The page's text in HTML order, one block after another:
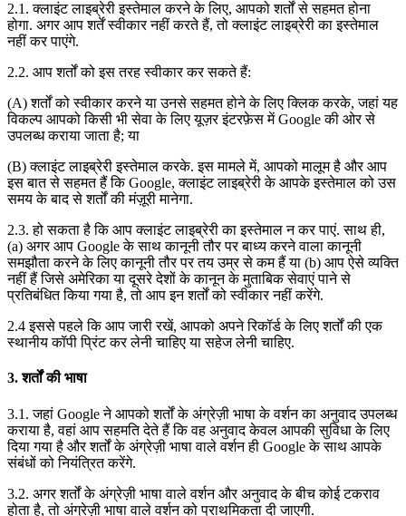
2.1. क्लाइंट लाइब्रेरी इस्तेमाल करने के लिए, आपको शर्तों से सहमत होना
होगा. अगर आप शर्तें स्वीकार नहीं करते हैं, तो क्लाइंट लाइब्रेरी का इस्तेमाल
नहीं कर पाएंगे.
2.2. आप शर्तों को इस तरह स्वीकार कर सकते हैं:
(A) शर्तों को स्वीकार करने या उनसे सहमत होने के लिए क्लिक करके, जहां यह
विकल्प आपको किसी भी सेवा के लिए यूज़र इंटरफ़ेस में Google की ओर से
उपलब्ध कराया जाता है; या
(B) क्लाइंट लाइब्रेरी इस्तेमाल करके. इस मामले में, आपको मालूम है और आप
इस बात से सहमत हैं कि Google, क्लाइंट लाइब्रेरी के आपके इस्तेमाल को उस
समय के बाद से शर्तों की मंज़ूरी मानेगा.
2.3. हो सकता है कि आप क्लाइंट लाइब्रेरी का इस्तेमाल न कर पाएं. साथ ही,
(a) अगर आप Google के साथ कानूनी तौर पर बाध्य करने वाला कानूनी
समझौता करने के लिए कानूनी तौर पर तय उम्र से कम हैं या (b) आप ऐसे व्यक्ति
नहीं हैं जिसे अमेरिका या दूसरे देशों के कानून के मुताबिक सेवाएं पाने से
प्रतिबंधित किया गया है, तो आप इन शर्तों को स्वीकार नहीं करेंगे.
2.4 इससे पहले कि आप जारी रखें, आपको अपने रिकॉर्ड के लिए शर्तों की एक
स्थानीय कॉपी प्रिंट कर लेनी चाहिए या सहेज लेनी चाहिए.
3. शर्तों की भाषा
3.1. जहां Google ने आपको शर्तों के अंग्रेज़ी भाषा के वर्शन का अनुवाद उपलब्ध
कराया है, वहां आप सहमति देते हैं कि वह अनुवाद केवल आपकी सुविधा के लिए
दिया गया है और शर्तों के अंग्रेज़ी भाषा वाले वर्शन ही Google के साथ आपके
संबंधों को नियंत्रित करेंगे.
3.2. अगर शर्तों के अंग्रेज़ी भाषा वाले वर्शन और अनुवाद के बीच कोई टकराव
होता है, तो अंग्रेज़ी भाषा वाले वर्शन को प्राथमिकता दी जाएगी.